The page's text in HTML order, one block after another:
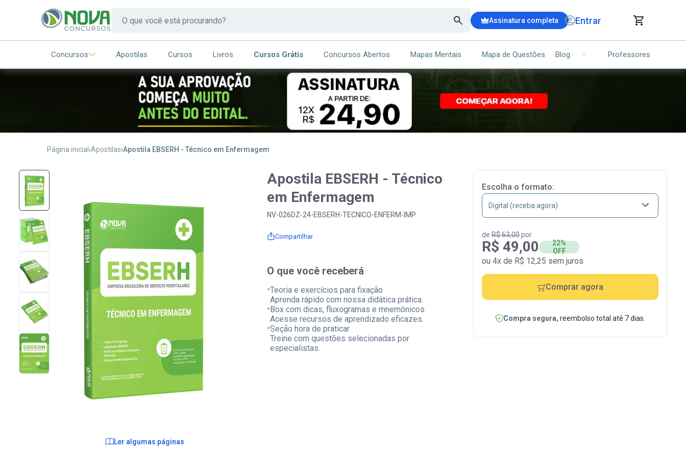
Assinatura completa Entrar
CARRINHO DE COMPRAS
ITENS (00)
Seu carrinho ainda está vazio.
Concursos Apostilas Cursos Livros Cursos Grátis Concursos Abertos Mapas Mentais Mapa de Questões Blog Professores
Página inicial Apostilas Apostila EBSERH - Técnico em Enfermagem
Ler algumas páginas
Apostila EBSERH - Técnico
em Enfermagem
NV-026DZ-24-EBSERH-TECNICO-ENFERM-IMP
Compartilhar
O que você receberá
•Teoria e exercícios para fixação
Aprenda rápido com nossa didática prática.
•Box com dicas, fluxogramas e mnemônicos
Acesse recursos de aprendizado eficazes.
•Seção hora de praticar
Treine com questões selecionadas por
especialistas.
Escolha o formato:
de R$ 63,00por
R$ 49,00
22%
OFF
ou 4x de R$ 12,25 sem juros
Comprar agora
Compra segura, reembolso total até 7 dias.